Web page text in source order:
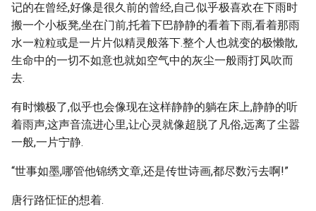
记的在曾经,好像是很久前的曾经,自己似乎极喜欢在下雨时
搬一个小板凳,坐在门前,托着下巴静静的看着下雨,看着那雨
水一粒粒或是一片片似精灵般落下.整个人也就变的极懒散,
生命中的一切不如意也就如空气中的灰尘一般雨打风吹而
去.
有时懒极了,似乎也会像现在这样静静的躺在床上,静静的听
着雨声,这声音流进心里,让心灵就像超脱了凡俗,远离了尘嚣
一般,一片宁静.
“世事如墨,哪管他锦绣文章,还是传世诗画,都尽数污去啊!”
唐行路怔怔的想着.